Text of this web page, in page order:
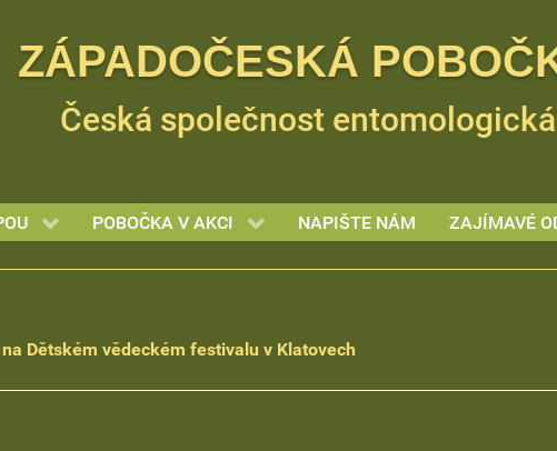
ZÁPADOČESKÁ
Česká společnost entomologická
POBOČKA V AKCI NAPIŠTE NÁM ZAJÍMAVÉ
Dětském vědeckém festivalu v Klatovech